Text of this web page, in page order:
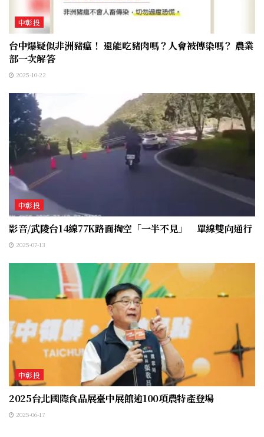
中彰投
台中爆疑似非洲豬瘟！ 還能吃豬肉嗎？人會被傳染嗎？ 農業
部一次解答
2025-10-22
中彰投
影音/武陵台14線77K路面掏空「一半不見」 單線雙向通行
2025-07-13
中彰投
2025台北國際食品展臺中展館逾100項農特產登場
2025-06-17